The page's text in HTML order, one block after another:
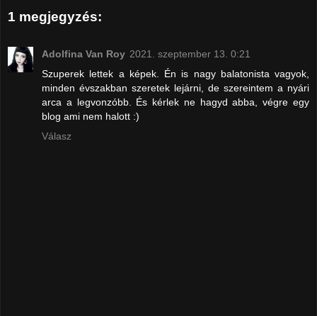
1 megjegyzés:
Adolfina Van Roy 2021. szeptember 13. 0:21
Szuperek lettek a képek. Én is nagy balatonista vagyok,
minden évszakban szeretek lejárni, de szereintem a nyári
arca a legvonzóbb. És kérlek ne hagyd abba, végre egy
blog ami nem halott :)
Válasz